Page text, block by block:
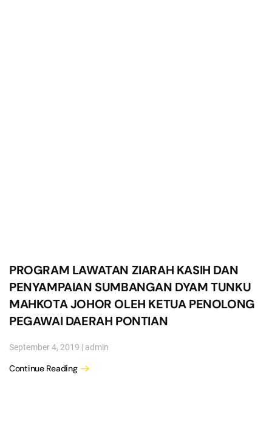
PROGRAM LAWATAN ZIARAH KASIH DAN
PENYAMPAIAN SUMBANGAN DYAM TUNKU
MAHKOTA JOHOR OLEH KETUA PENOLONG
PEGAWAI DAERAH PONTIAN
September 4, 2019 | admin
Continue Reading